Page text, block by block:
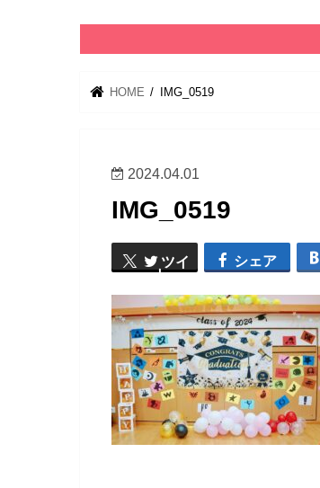
HOME IMG_0519
2024.04.01
IMG_0519
ツイ
ート
シェア